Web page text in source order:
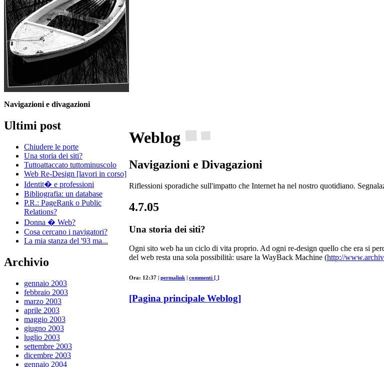
Navigazioni e divagazioni
Ultimi post
Chiudere le porte
Una storia dei siti?
Tuttoattaccato tuttominuscolo
Web Re-Design [lavori in corso]
Identit� e professioni
Bibliografia: un database
P.R.: PageRank o Public
Relations?
Donna � Web?
Cosa cercano i navigatori?
La mia stanza del '93 ma...
Archivio
gennaio 2003
febbraio 2003
marzo 2003
aprile 2003
maggio 2003
giugno 2003
luglio 2003
settembre 2003
dicembre 2003
gennaio 2004
Weblog
Navigazioni e Divagazioni
Riflessioni sporadiche sull'impatto che Internet ha nel nostro quotidiano.
4.7.05
Una storia dei siti?
Ogni sito web ha un ciclo di vita proprio. Ad ogni re-design quello che era si
del web resta una sola possibilità: usare la WayBack Machine (http://
Ora: 12:37 | permalink commenti [ ]
[Pagina principale Weblog]